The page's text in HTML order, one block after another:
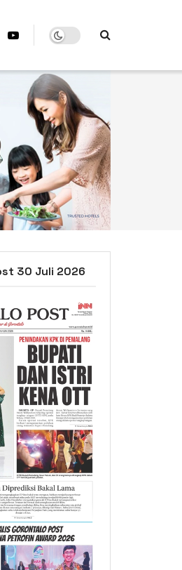
30 Juli 2026